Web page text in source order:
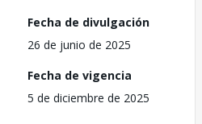
Fecha de divulgación
26 de junio de 2025
Fecha de vigencia
5 de diciembre de 2025